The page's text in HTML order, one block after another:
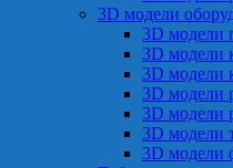
3D модели
3D модели
3D модели
3D модели
3D модели
3D модели
3D модели
3D модели